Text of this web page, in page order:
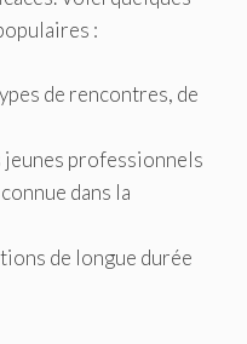
:
de rencontres, de
jeunes professionnels
dans la
de longue durée